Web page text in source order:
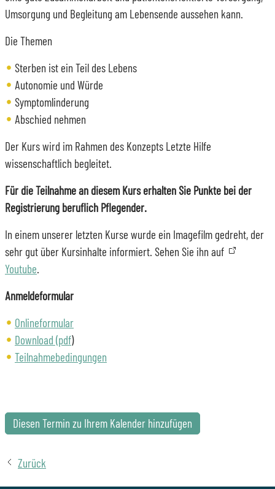
Umsorgung und Begleitung am Lebensende aussehen kann.
Die Themen
Sterben ist ein Teil des Lebens
Autonomie und Würde
Symptomlinderung
Abschied nehmen
Der Kurs wird im Rahmen des Konzepts Letzte Hilfe
wissenschaftlich begleitet.
Für die Teilnahme an diesem Kurs erhalten Sie Punkte bei der
Registrierung beruflich Pflegender.
In einem unserer letzten Kurse wurde ein Imagefilm gedreht, der
sehr gut über Kursinhalte informiert. Sehen Sie ihn auf
Youtube.
Anmeldeformular
Onlineformular
Download (pdf)
Teilnahmebedingungen
Diesen Termin zu Ihrem Kalender hinzufügen
Zurück